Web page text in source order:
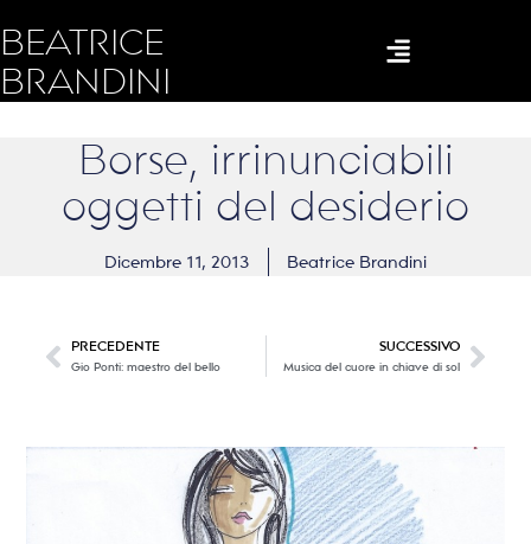
BEATRICE
BRANDINI
Borse, irrinunciabili
oggetti del desiderio
Dicembre 11, 2013 Beatrice Brandini
PRECEDENTE
Gio Ponti: maestro del bello
SUCCESSIVO
Musica del cuore in chiave di sol